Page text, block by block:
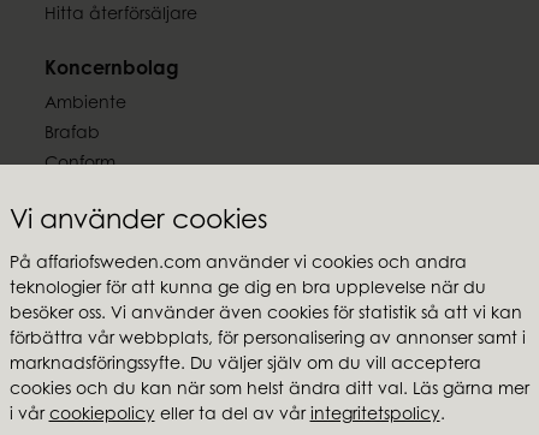
Vi använder cookies
På affariofsweden.com använder vi cookies och andra
teknologier för att kunna ge dig en bra upplevelse när du
besöker oss. Vi använder även cookies för statistik så att vi kan
förbättra vår webbplats, för personalisering av annonser samt i
marknadsföringssyfte. Du väljer själv om du vill acceptera
cookies och du kan när som helst ändra ditt val. Läs gärna mer
i vår cookiepolicyeller ta del av vår integritetspolicy.
Hitta återförsäljare
Koncernbolag
Ambiente
Brafab
Conform
MTI
Följ oss
Affari of Sweden